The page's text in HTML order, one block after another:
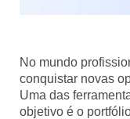
No mundo
conquistar novas
Uma das
objetivo é o